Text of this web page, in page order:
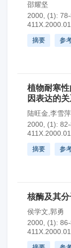
邵耀坚
2000, (1): 78-
摘要 参
植物耐寒
因表达的
陆旺金,李雪
2000, (1): 82-
摘要 参
核酶及其
侯学文,郭勇
2000, (1): 86-